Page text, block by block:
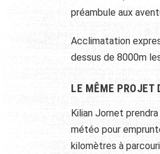
préambule aux
Acclimatation
dessus de 8000m
LE MÊME PROJET
Kilian Jornet
météo pour
kilomètres à